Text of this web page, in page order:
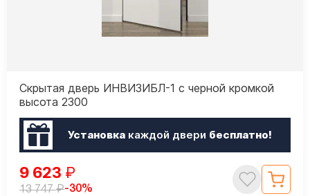
Скрытая дверь ИНВИЗИБЛ-1 с черной кромкой
высота 2300
Установкакаждой двери бесплатно!
9 623 ₽
13 747₽-30%